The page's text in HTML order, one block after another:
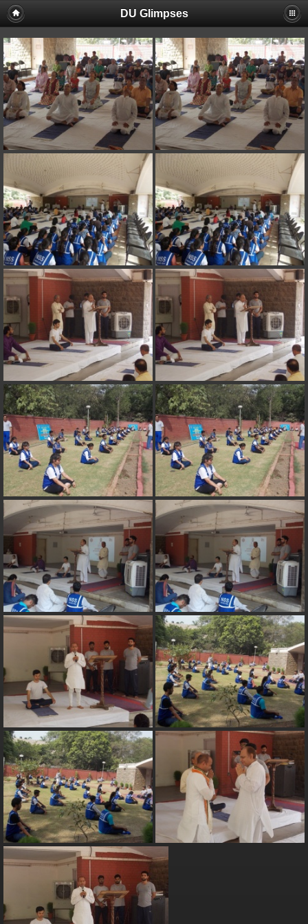
DU Glimpses